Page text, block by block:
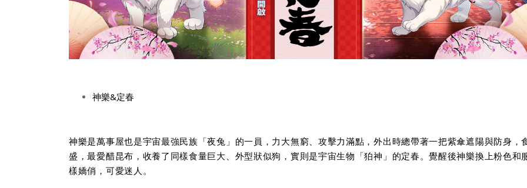
神樂&定春
神樂是萬事屋也是宇宙最強民族「夜兔」的一員，力大無窮、攻擊力滿點，外出時總帶著一把紫傘遮陽與防身，
盛，最愛醋昆布，收養了同樣食量巨大、外型狀似狗，實則是宇宙生物「狛神」的定春。覺醒後神樂換上粉色和
樣嬌俏，可愛迷人。